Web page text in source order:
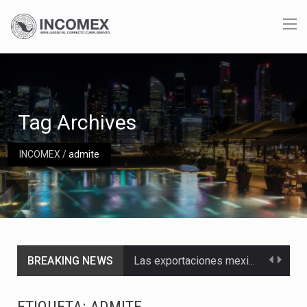
INCOMEX/admite
Tag Archives
BREAKING NEWS Las exportaciones mexicanas de vehículos ligeros disminuyeron 9.67 % en julio a tasa anual, alcanzando…